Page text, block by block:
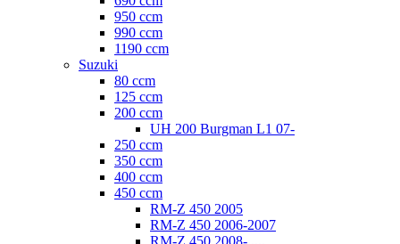
950 ccm
990 ccm
1190 ccm
Suzuki
80 ccm
125 ccm
200 ccm
UH 200 Burgman L1 07-
250 ccm
350 ccm
400 ccm
450 ccm
RM-Z 450 2005
RM-Z 450 2006-2007
RM-Z 450 2008-.....